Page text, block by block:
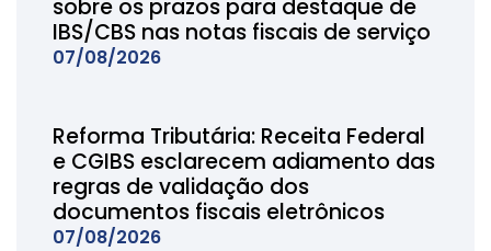
sobre os prazos para destaque de
IBS/CBS nas notas fiscais de serviço
07/08/2026
Reforma Tributária: Receita Federal
e CGIBS esclarecem adiamento das
regras de validação dos
documentos fiscais eletrônicos
07/08/2026